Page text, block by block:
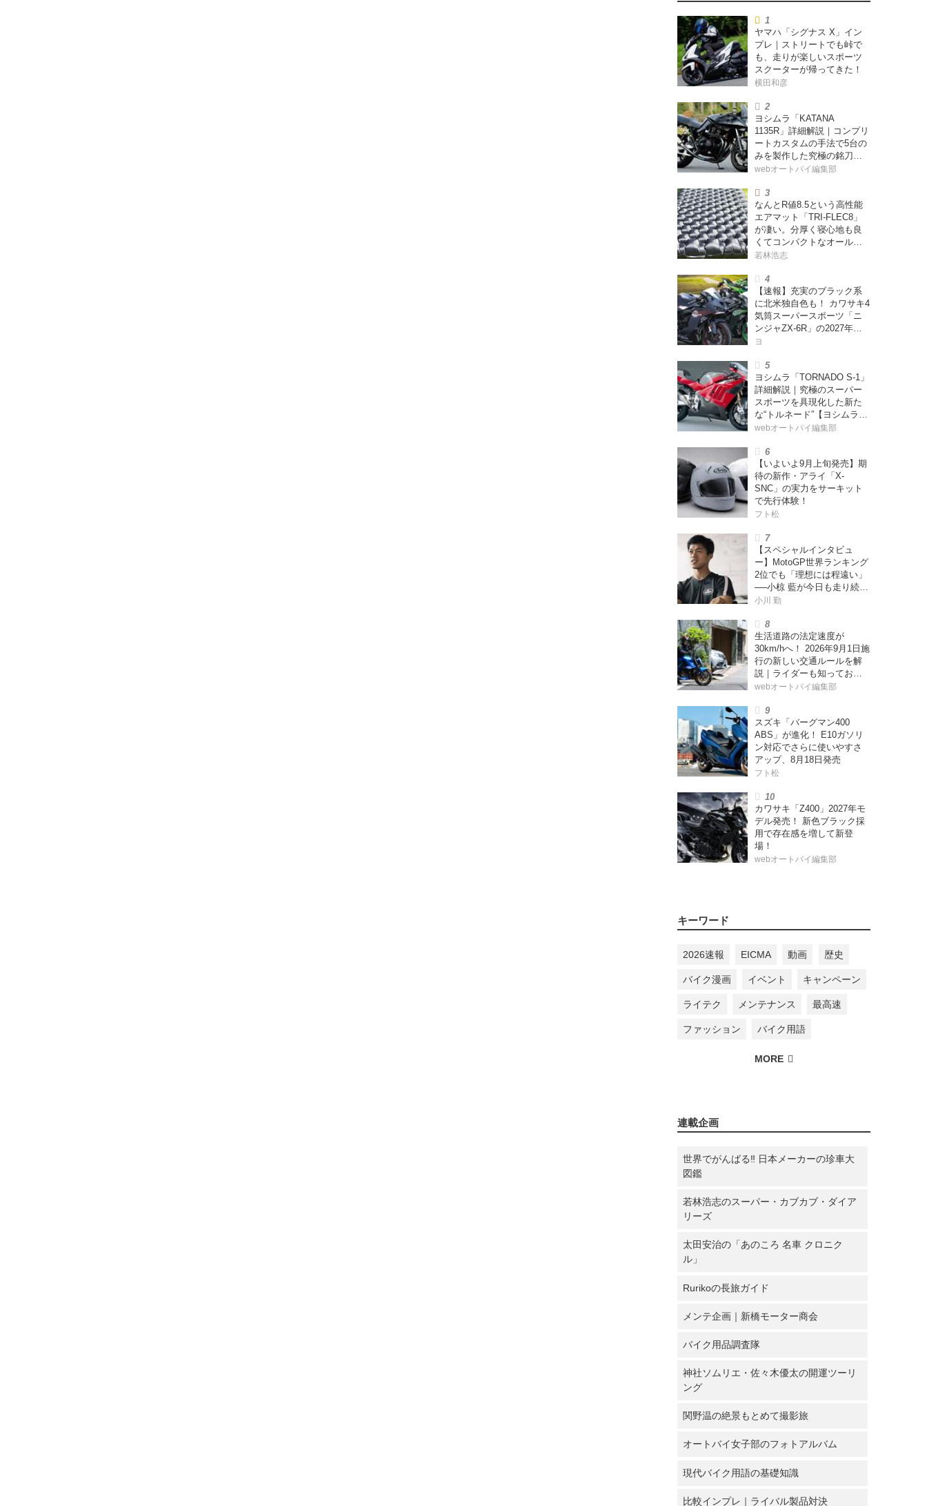
ヤマハ「シグナス X」イン
プレ｜ストリートでも峠で
も、走りが楽しいスポーツ
スクーターが帰ってきた！
横田和彦
ヨシムラ「KATANA
1135R」詳細解説｜コンプリ
ートカスタムの手法で5台の
みを製作した究極の銘刀
【ヨシムラ伝】
webオートバイ編集部
なんとR値8.5という高性能
エアマット「TRI-FLEC8」
が凄い。分厚く寝心地も良
くてコンパクトなオールシ
ーズン対応マットを試して
ー・カブカブ・ダイアリー
ズ Vol.385〉
若林浩志
【速報】充実のブラック系
に北米独自色も！ カワサキ4
気筒スーパースポーツ「ニ
ンジャZX-6R」の2027年モ
デルを発表、2気筒ニンジャ
ヨ
ヨシムラ「TORNADO S-1」
詳細解説｜究極のスーパー
スポーツを具現化した新た
な“トルネード”【ヨシムラ
伝】
webオートバイ編集部
【いよいよ9月上旬発売】期
待の新作・アライ「X-
SNC」の実力をサーキット
で先行体験！
フト松
【スペシャルインタビュ
ー】MotoGP世界ランキング
2位でも「理想には程遠い」
──小椋 藍が今日も走り続け
る理由
小川 勤
生活道路の法定速度が
30km/hへ！ 2026年9月1日施
行の新しい交通ルールを解
説｜ライダーも知っておく
べきポイントをチェック！
webオートバイ編集部
スズキ「バーグマン400
ABS」が進化！ E10ガソリ
ン対応でさらに使いやすさ
アップ、8月18日発売
フト松
カワサキ「Z400」2027年モ
デル発売！ 新色ブラック採
用で存在感を増して新登
場！
webオートバイ編集部
キーワード
2026速報 EICMA 動画 歴史
バイク漫画 イベント キャンペーン
ライテク メンテナンス 最高速
ファッション バイク用語
連載企画
世界でがんばる‼ 日本メーカーの珍車大
図鑑
若林浩志のスーパー・カブカブ・ダイア
リーズ
太田安治の「あのころ 名車 クロニク
ル」
Rurikoの長旅ガイド
メンテ企画｜新橋モーター商会
バイク用品調査隊
神社ソムリエ・佐々木優太の開運ツーリ
ング
関野温の絶景もとめて撮影旅
オートバイ女子部のフォトアルバム
現代バイク用語の基礎知識
比較インプレ｜ライバル製品対決